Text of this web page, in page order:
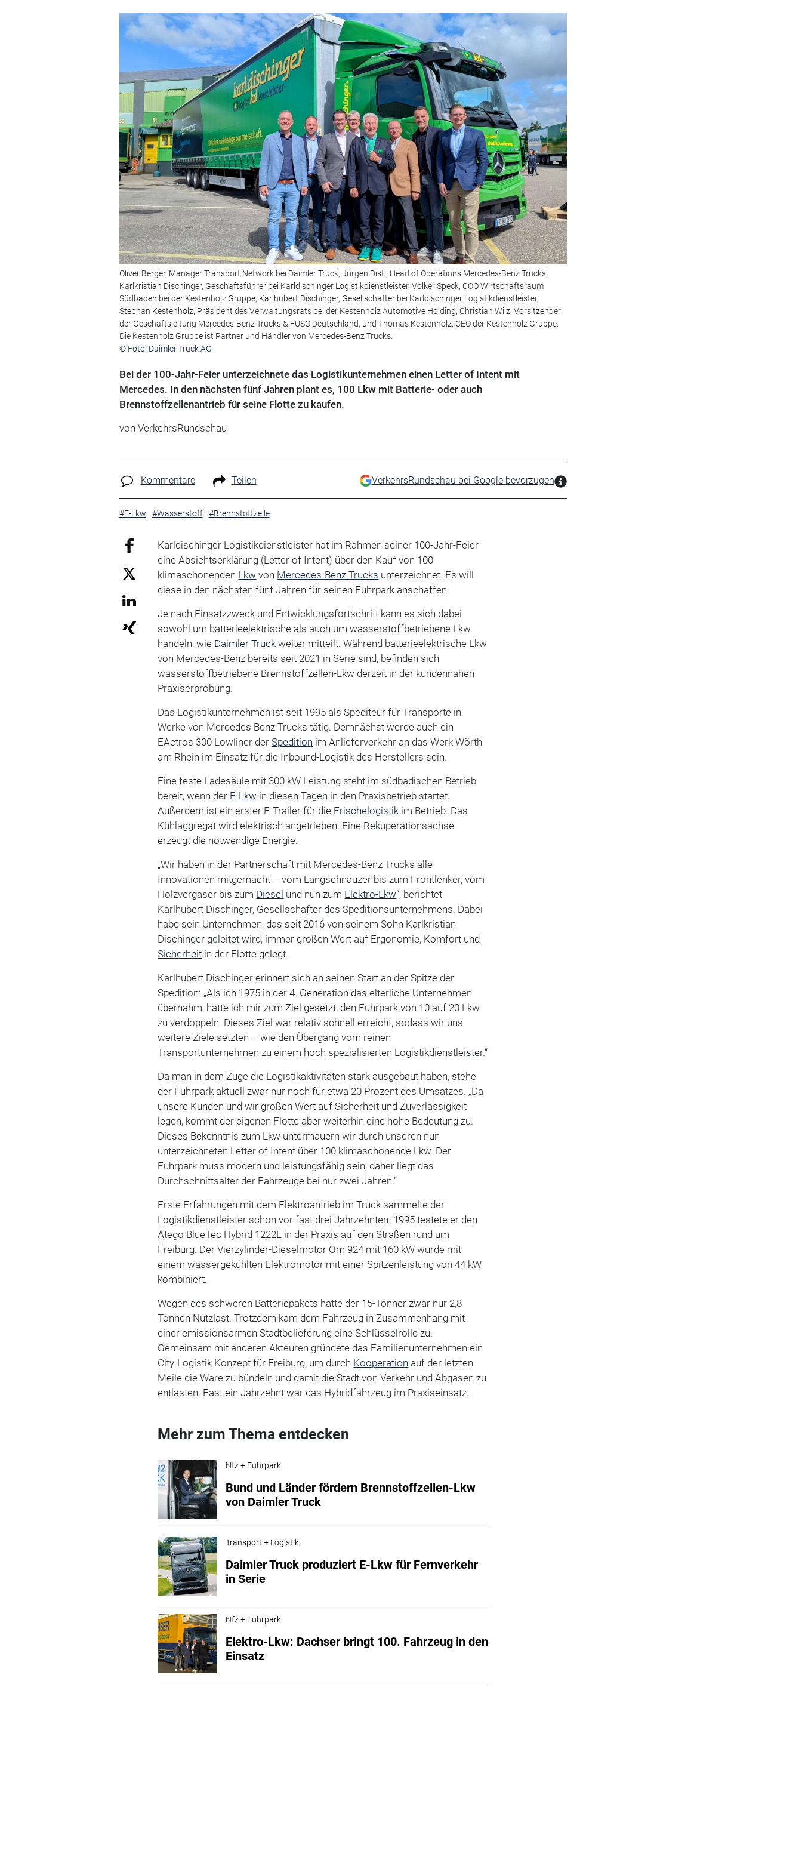
Oliver Berger, Manager Transport Network bei Daimler Truck, Jürgen Distl, Head of Operations Mercedes-Benz Trucks,
Karlkristian Dischinger, Geschäftsführer bei Karldischinger Logistikdienstleister, Volker Speck, COO Wirtschaftsraum
Südbaden bei der Kestenholz Gruppe, Karlhubert Dischinger, Gesellschafter bei Karldischinger Logistikdienstleister,
Stephan Kestenholz, Präsident des Verwaltungsrats bei der Kestenholz Automotive Holding, Christian Wilz, Vorsitzender
der Geschäftsleitung Mercedes-Benz Trucks & FUSO Deutschland, und Thomas Kestenholz, CEO der Kestenholz Gruppe.
Die Kestenholz Gruppe ist Partner und Händler von Mercedes-Benz Trucks.
© Foto: Daimler Truck AG
Bei der 100-Jahr-Feier unterzeichnete das Logistikunternehmen einen Letter of Intent mit
Mercedes. In den nächsten fünf Jahren plant es, 100 Lkw mit Batterie- oder auch
Brennstoffzellenantrieb für seine Flotte zu kaufen.
von VerkehrsRundschau
Kommentare Teilen VerkehrsRundschau bei Google bevorzugen
#E-Lkw #Wasserstoff #Brennstoffzelle
Karldischinger Logistikdienstleister hat im Rahmen seiner 100-Jahr-Feier
eine Absichtserklärung (Letter of Intent) über den Kauf von 100
klimaschonenden Lkw von Mercedes-Benz Trucks unterzeichnet. Es will
diese in den nächsten fünf Jahren für seinen Fuhrpark anschaffen.
Je nach Einsatzzweck und Entwicklungsfortschritt kann es sich dabei
sowohl um batterieelektrische als auch um wasserstoffbetriebene Lkw
handeln, wie Daimler Truck weiter mitteilt. Während batterieelektrische Lkw
von Mercedes-Benz bereits seit 2021 in Serie sind, befinden sich
wasserstoffbetriebene Brennstoffzellen-Lkw derzeit in der kundennahen
Praxiserprobung.
Das Logistikunternehmen ist seit 1995 als Spediteur für Transporte in
Werke von Mercedes Benz Trucks tätig. Demnächst werde auch ein
EActros 300 Lowliner derSpedition im Anlieferverkehr an das Werk Wörth
am Rhein im Einsatz für die Inbound-Logistik des Herstellers sein.
Eine feste Ladesäule mit 300 kW Leistung steht im südbadischen Betrieb
bereit, wenn der E-Lkw in diesen Tagen in den Praxisbetrieb startet.
Außerdem ist ein erster E-Trailer für die Frischelogistik im Betrieb. Das
Kühlaggregat wird elektrisch angetrieben. Eine Rekuperationsachse
erzeugt die notwendige Energie.
„Wir haben in der Partnerschaft mit Mercedes-Benz Trucks alle
Innovationen mitgemacht – vom Langschnauzer bis zum Frontlenker, vom
Holzvergaser bis zum Diesel und nun zum Elektro-Lkw“, berichtet
Karlhubert Dischinger, Gesellschafter des Speditionsunternehmens. Dabei
habe sein Unternehmen, das seit 2016 von seinem Sohn Karlkristian
Dischinger geleitet wird, immer großen Wert auf Ergonomie, Komfort und
Sicherheit in der Flotte gelegt.
Karlhubert Dischinger erinnert sich an seinen Start an der Spitze der
Spedition: „Als ich 1975 in der 4. Generation das elterliche Unternehmen
übernahm, hatte ich mir zum Ziel gesetzt, den Fuhrpark von 10 auf 20 Lkw
zu verdoppeln. Dieses Ziel war relativ schnell erreicht, sodass wir uns
weitere Ziele setzten – wie den Übergang vom reinen
Transportunternehmen zu einem hoch spezialisierten Logistikdienstleister.“
Da man in dem Zuge die Logistikaktivitäten stark ausgebaut haben, stehe
der Fuhrpark aktuell zwar nur noch für etwa 20 Prozent des Umsatzes. „Da
unsere Kunden und wir großen Wert auf Sicherheit und Zuverlässigkeit
legen, kommt der eigenen Flotte aber weiterhin eine hohe Bedeutung zu.
Dieses Bekenntnis zum Lkw untermauern wir durch unseren nun
unterzeichneten Letter of Intent über 100 klimaschonende Lkw. Der
Fuhrpark muss modern und leistungsfähig sein, daher liegt das
Durchschnittsalter der Fahrzeuge bei nur zwei Jahren.“
Erste Erfahrungen mit dem Elektroantrieb im Truck sammelte der
Logistikdienstleister schon vor fast drei Jahrzehnten. 1995 testete er den
Atego BlueTec Hybrid 1222L in der Praxis auf den Straßen rund um
Freiburg. Der Vierzylinder-Dieselmotor Om 924 mit 160 kW wurde mit
einem wassergekühlten Elektromotor mit einer Spitzenleistung von 44 kW
kombiniert.
Wegen des schweren Batteriepakets hatte der 15-Tonner zwar nur 2,8
Tonnen Nutzlast. Trotzdem kam dem Fahrzeug in Zusammenhang mit
einer emissionsarmen Stadtbelieferung eine Schlüsselrolle zu.
Gemeinsam mit anderen Akteuren gründete das Familienunternehmen ein
City-Logistik Konzept für Freiburg, um durch Kooperation auf der letzten
Meile die Ware zu bündeln und damit die Stadt von Verkehr und Abgasen zu
entlasten. Fast ein Jahrzehnt war das Hybridfahrzeug im Praxiseinsatz.
Mehr zum Thema entdecken
Nfz + Fuhrpark
Bund und Länder fördern Brennstoffzellen-Lkw
von Daimler Truck
Transport + Logistik
Daimler Truck produziert E-Lkw für Fernverkehr
in Serie
Nfz + Fuhrpark
Elektro-Lkw: Dachser bringt 100. Fahrzeug in den
Einsatz